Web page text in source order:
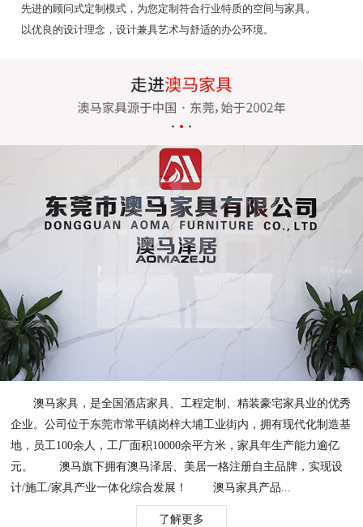
先进的顾问式定制模式，为您定制符合行业特质的空间与家具。
以优良的设计理念，设计兼具艺术与舒适的办公环境。
澳马家具，是全国酒店家具、工程定制、精装豪宅家具业的优秀
企业。公司位于东莞市常平镇岗梓大埔工业街内，拥有现代化制造基
地，员工100余人，工厂面积10000余平方米，家具年生产能力逾亿
元。 澳马旗下拥有澳马泽居、美居一格注册自主品牌，实现设
计/施工/家具产业一体化综合发展！ 澳马家具产品...
了解更多